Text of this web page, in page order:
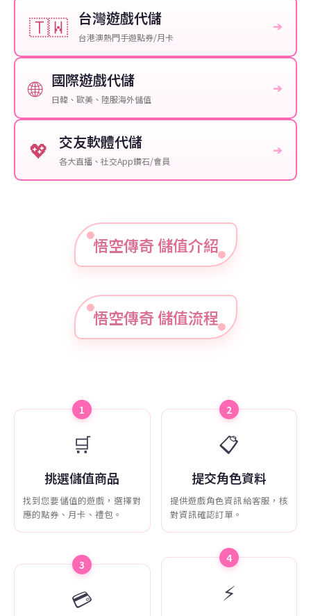
🇹🇼 台灣遊戲代儲
台港澳熱門手遊點券/月卡
➔
🌐 國際遊戲代儲
日韓、歐美、陸服海外儲值
➔
💖 交友軟體代儲
各大直播、社交App鑽石/會員
➔
悟空傳奇 儲值介紹
悟空傳奇 儲值流程
1
🛒
挑選儲值商品
找到您要儲值的遊戲，選擇對
應的點券、月卡、禮包。
2
📋
提交角色資料
提供遊戲角色資訊給客服，核
對資訊確認訂單。
3
💳
4
⚡